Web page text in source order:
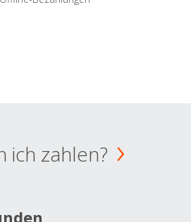
ich zahlen?